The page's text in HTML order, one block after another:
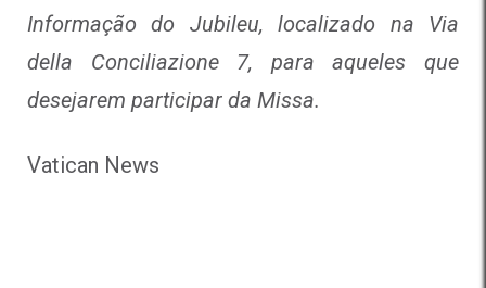
Informação do Jubileu, localizado na Via
della Conciliazione 7, para aqueles que
desejarem participar da Missa.
Vatican News